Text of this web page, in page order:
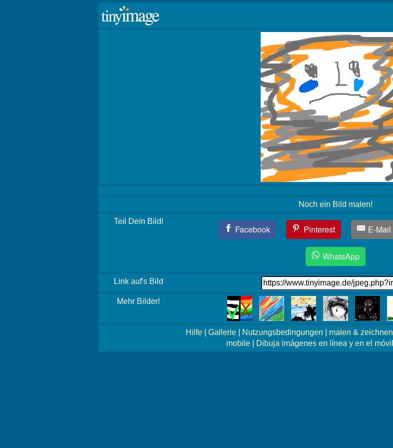
Noch ein Bild malen!
Teil Dein Bild!
Facebook Pinterest E-Mail
WhatsApp
Link auf's Bild
Mehr Bilder!
Hilfe Gallerie Nutzungsbedingungen malen & zeichnen
mobile| Dibuja imágenes en línea y en el móvil